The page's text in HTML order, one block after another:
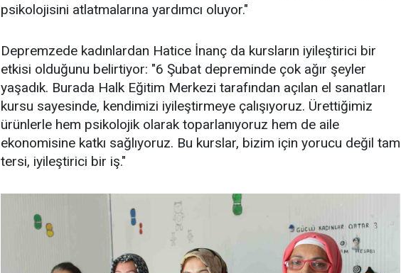
psikolojisini atlatmalarına yardımcı oluyor."
Depremzede kadınlardan Hatice İnanç da kursların iyileştirici bir
etkisi olduğunu belirtiyor: "6 Şubat depreminde çok ağır şeyler
yaşadık. Burada Halk Eğitim Merkezi tarafından açılan el sanatları
kursu sayesinde, kendimizi iyileştirmeye çalışıyoruz. Ürettiğimiz
ürünlerle hem psikolojik olarak toparlanıyoruz hem de aile
ekonomisine katkı sağlıyoruz. Bu kurslar, bizim için yorucu değil tam
tersi, iyileştirici bir iş."